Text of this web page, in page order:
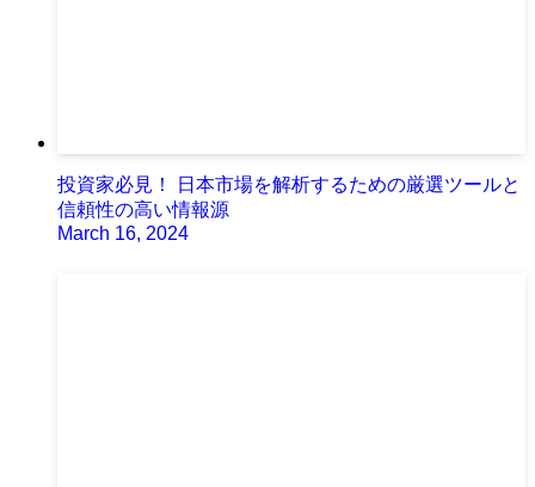
投資家必見！ 日本市場を解析するための厳選ツールと
信頼性の高い情報源
March 16, 2024